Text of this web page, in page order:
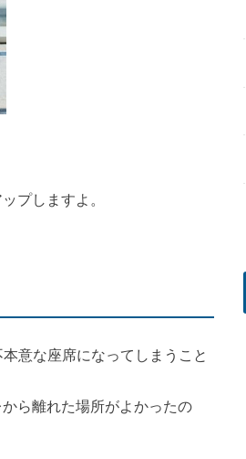
プしますよ。
意な座席になってしまうこと
ら離れた場所がよかったの